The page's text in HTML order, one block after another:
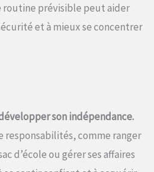
routine prévisible peut aider
et à mieux se concentrer
son indépendance.
responsabilités, comme ranger
d’école ou gérer ses affaires